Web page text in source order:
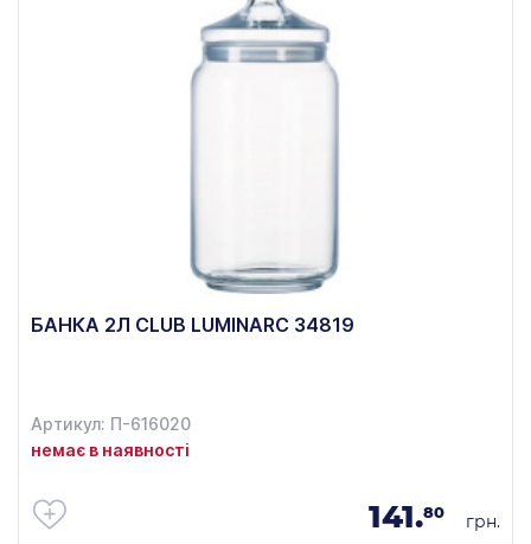
БАНКА 2Л CLUB LUMINARC 34819
Артикул: П-616020
немає в наявності
141.80 грн.